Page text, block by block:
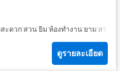
ะดวก·สวน·ยิม·ห้องทำงาน·ยาม·สระว่
ดูรายละเอียด